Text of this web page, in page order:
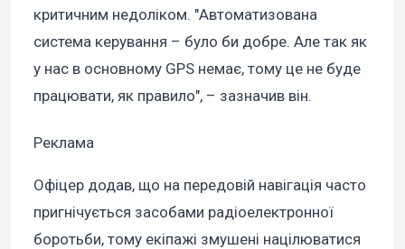
критичним недоліком. "Автоматизована
система керування – було би добре. Але так як
у нас в основному GPS немає, тому це не буде
працювати, як правило", – зазначив він.
Реклама
Офіцер додав, що на передовій навігація часто
пригнічується засобами радіоелектронної
боротьби, тому екіпажі змушені націлюватися